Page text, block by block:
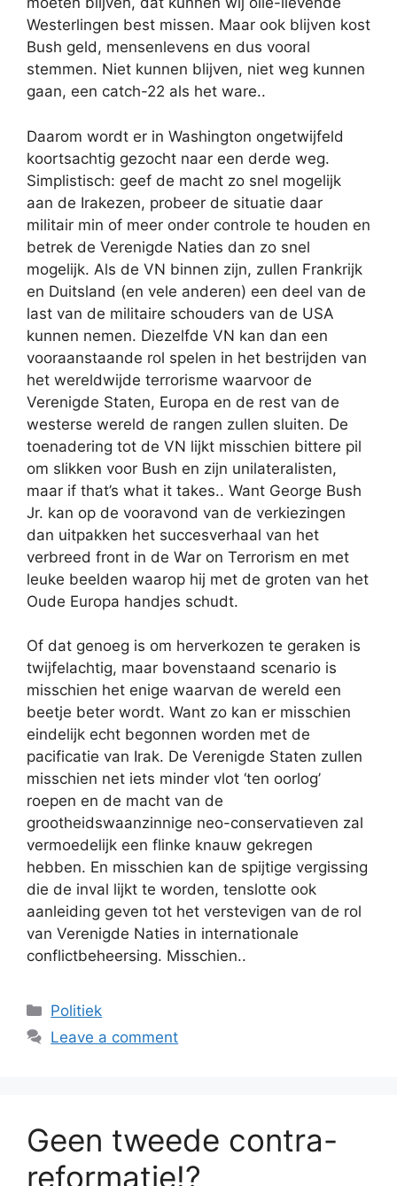
Westerlingen best missen. Maar ook blijven kost
Bush geld, mensenlevens en dus vooral
stemmen. Niet kunnen blijven, niet weg kunnen
gaan, een catch-22 als het ware..
Daarom wordt er in Washington ongetwijfeld
koortsachtig gezocht naar een derde weg.
Simplistisch: geef de macht zo snel mogelijk
aan de Irakezen, probeer de situatie daar
militair min of meer onder controle te houden en
betrek de Verenigde Naties dan zo snel
mogelijk. Als de VN binnen zijn, zullen Frankrijk
en Duitsland (en vele anderen) een deel van de
last van de militaire schouders van de USA
kunnen nemen. Diezelfde VN kan dan een
vooraanstaande rol spelen in het bestrijden van
het wereldwijde terrorisme waarvoor de
Verenigde Staten, Europa en de rest van de
westerse wereld de rangen zullen sluiten. De
toenadering tot de VN lijkt misschien bittere pil
om slikken voor Bush en zijn unilateralisten,
maar if that’s what it takes.. Want George Bush
Jr. kan op de vooravond van de verkiezingen
dan uitpakken het succesverhaal van het
verbreed front in de War on Terrorism en met
leuke beelden waarop hij met de groten van het
Oude Europa handjes schudt.
Of dat genoeg is om herverkozen te geraken is
twijfelachtig, maar bovenstaand scenario is
misschien het enige waarvan de wereld een
beetje beter wordt. Want zo kan er misschien
eindelijk echt begonnen worden met de
pacificatie van Irak. De Verenigde Staten zullen
misschien net iets minder vlot ‘ten oorlog’
roepen en de macht van de
grootheidswaanzinnige neo-conservatieven zal
vermoedelijk een flinke knauw gekregen
hebben. En misschien kan de spijtige vergissing
die de inval lijkt te worden, tenslotte ook
aanleiding geven tot het verstevigen van de rol
van Verenigde Naties in internationale
conflictbeheersing. Misschien..
Categories
Politiek
Leave a comment
Geen tweede contra-
reformatie!?